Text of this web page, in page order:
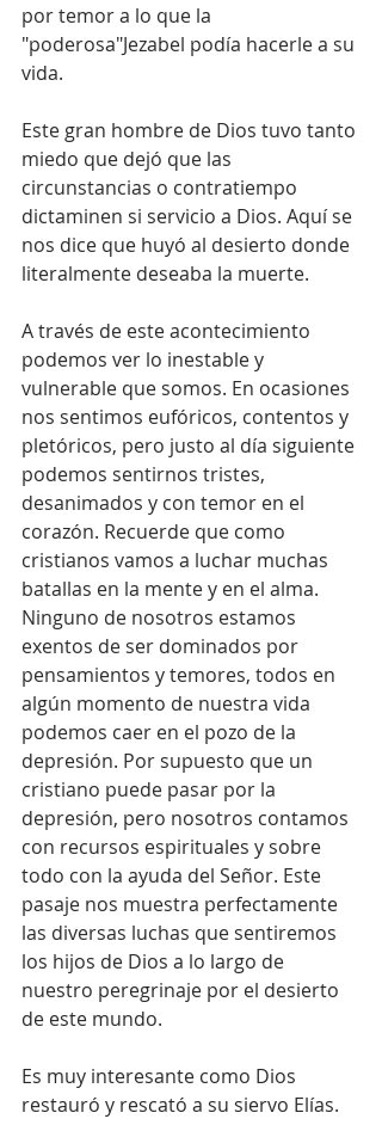
por temor a lo que la
"poderosa"Jezabel podía hacerle a su
vida.
Este gran hombre de Dios tuvo tanto
miedo que dejó que las
circunstancias o contratiempo
dictaminen si servicio a Dios. Aquí se
nos dice que huyó al desierto donde
literalmente deseaba la muerte.
A través de este acontecimiento
podemos ver lo inestable y
vulnerable que somos. En ocasiones
nos sentimos eufóricos, contentos y
pletóricos, pero justo al día siguiente
podemos sentirnos tristes,
desanimados y con temor en el
corazón. Recuerde que como
cristianos vamos a luchar muchas
batallas en la mente y en el alma.
Ninguno de nosotros estamos
exentos de ser dominados por
pensamientos y temores, todos en
algún momento de nuestra vida
podemos caer en el pozo de la
depresión. Por supuesto que un
cristiano puede pasar por la
depresión, pero nosotros contamos
con recursos espirituales y sobre
todo con la ayuda del Señor. Este
pasaje nos muestra perfectamente
las diversas luchas que sentiremos
los hijos de Dios a lo largo de
nuestro peregrinaje por el desierto
de este mundo.
Es muy interesante como Dios
restauró y rescató a su siervo Elías.